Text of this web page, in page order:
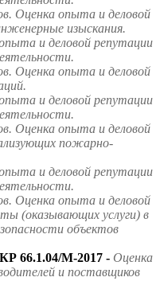
Оценка опыта и деловой
изыскания.
и деловой репутации
Оценка опыта и деловой
и деловой репутации
Оценка опыта и деловой
пожарно-
и деловой репутации
Оценка опыта и деловой
(оказывающих услуги) в
объектов
66.1.04/М-2017 - Оценка
и поставщиков